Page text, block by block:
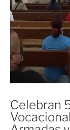
Celebran